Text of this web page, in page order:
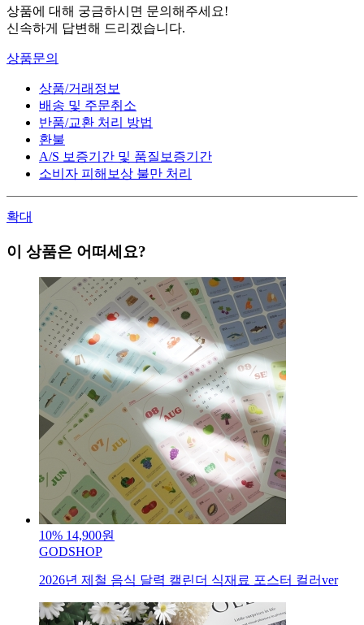
상품에 대해 궁금하시면 문의해주세요!
신속하게 답변해 드리겠습니다.
상품문의
상품/거래정보
배송 및 주문취소
반품/교환 처리 방법
환불
A/S 보증기간 및 품질보증기간
소비자 피해보상 불만 처리
확대
이 상품은 어떠세요?
10% 14,900원
GODSHOP
2026년 제철 음식 달력 캘린더 식재료 포스터 컬러ver